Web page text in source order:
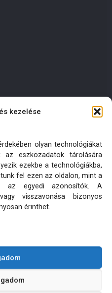
kezelése
olyan technológiákat
az eszközadatok tárolására
ezekbe a technológiákba,
fel ezen az oldalon, mint a
az egyedi azonosítók. A
visszavonása bizonyos
érinthet.
KÉSZÍTÉS | MINDEN
© 2026